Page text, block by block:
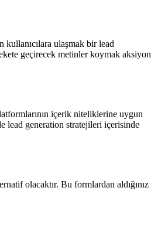
ulaşmak bir lead
geçirecek metinler koymak aksiyon
içerik niteliklerine uygun
lead generation stratejileri içerisinde
olacaktır. Bu formlardan aldığınız